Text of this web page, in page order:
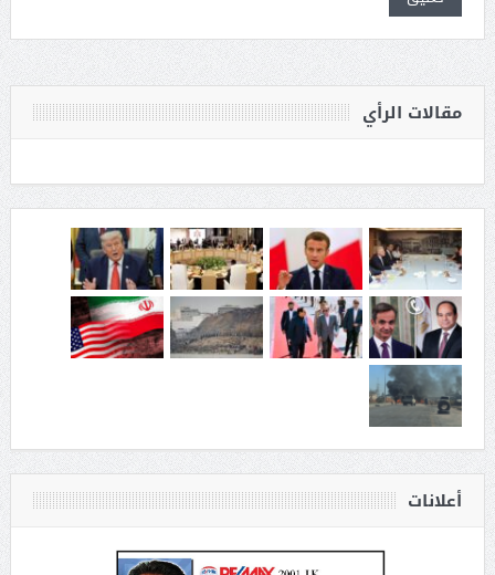
مقالات الرأي
أعلانات